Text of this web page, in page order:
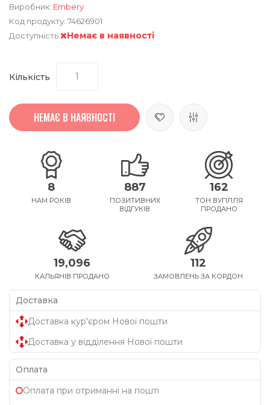
Виробник: Embery
Код продукту: 74626901
Доступність:
Немає в наявності
Кількість
НЕМАЄ В НАЯВНОСТІ
8
НАМ РОКІВ
887
ПОЗИТИВНИХ
ВІДГУКІВ
162
ТОН ВУГІЛЛЯ
ПРОДАНО
19,096
КАЛЬЯНІВ ПРОДАНО
112
ЗАМОВЛЕНЬ ЗА КОРДОН
Доставка
Доставка кур'єром Нової пошти
Доставка у відділення Нової пошти
Оплата
Оплата при отриманні на пошті